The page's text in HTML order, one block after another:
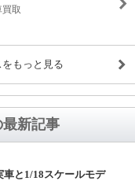
取
もっと見る
新記事
車と1/18スケールモデ